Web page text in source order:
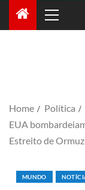
Home
Política
EUA
Estreito de Ormuz
MUNDO